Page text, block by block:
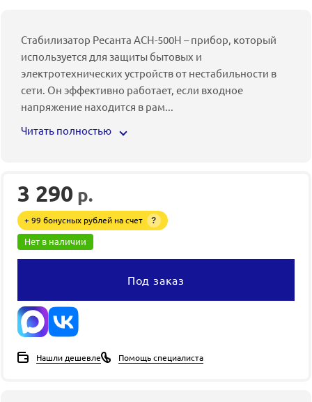
Стабилизатор Ресанта АСН-500Н – прибор, который
используется для защиты бытовых и
электротехнических устройств от нестабильности в
сети. Он эффективно работает, если входное
напряжение находится в рам...
Читать полностью
3 290 р.
+ 99 бонусных рублей на счет ?
Нет в наличии
Под заказ
Нашли дешевле Помощь специалиста